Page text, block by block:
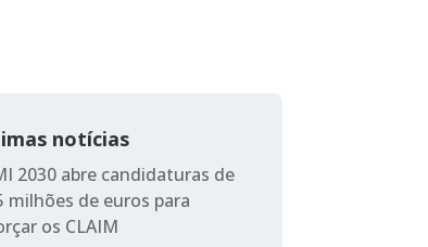
notícias
2030 abre candidaturas de
milhões de euros para
os CLAIM